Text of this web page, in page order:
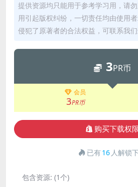
提供资源均只能用于参考学习用，请
用引起版权纠纷，一切责任均由使用
侵犯了原著者的合法权益，可联系我们
3PR币
会员
3PR币
购买下载权
已有16 人解锁
包含资源: (1个)